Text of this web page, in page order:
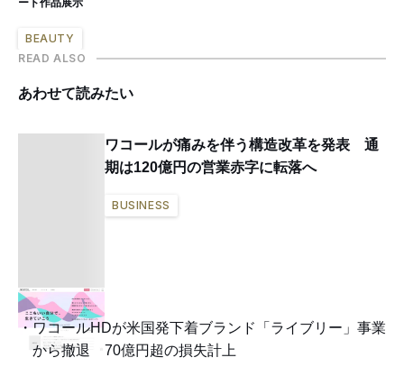
ート作品展示
BEAUTY
READ ALSO
あわせて読みたい
ワコールが痛みを伴う構造改革を発表 通
期は120億円の営業赤字に転落へ
BUSINESS
ワコールHDが米国発下着ブランド「ライブリー」事業
から撤退 70億円超の損失計上